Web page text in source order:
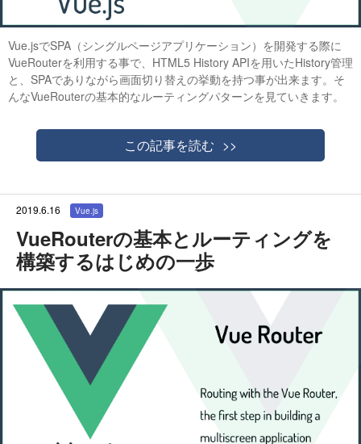
Vue.jsでSPA（シングルページアプリケーション）を開発する際に
VueRouterを利用する事で、HTML5 History APIを用いたHistory管理
と、SPAでありながら画面切り替えの挙動を持つ事が出来ます。そ
んなVueRouterの基本的なルーティングパターンを見ていきます。
この記事を読む
VueRouterの基本とルーティングを
構築するはじめの一歩
2019.6.16 Vue.js